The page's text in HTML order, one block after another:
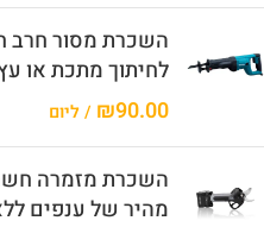
השכרת מסור חרב
לחיתוך מתכת או
₪90.00 / ליום
השכרת מזמרה
מהיר של ענפים